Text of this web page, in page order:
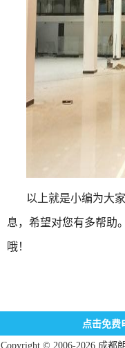
以上就是小编为大
息，希望对您有多帮助
哦！
点击免
Copyright © 2006-2026 成都